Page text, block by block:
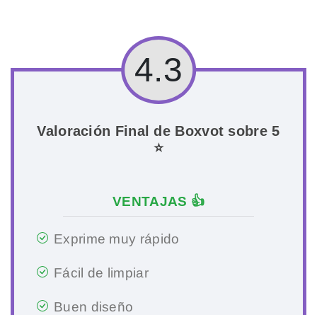
4.3
Valoración Final de Boxvot sobre 5
⭐
VENTAJAS 👍
Exprime muy rápido
Fácil de limpiar
Buen diseño